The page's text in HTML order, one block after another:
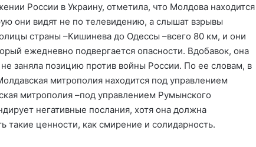
России в Украину, отметила, что Молдова находится
они видят не по телевидению, а слышат взрывы
страны –Кишинева до Одессы –всего 80 км, и они
ежедневно подвергается опасности. Вдобавок, она
заняла позицию против войны России. По ее словам, в
митрополия находится под управлением
митрополия –под управлением Румынского
негативные послания, хотя она должна
такие ценности, как смирение и солидарность.